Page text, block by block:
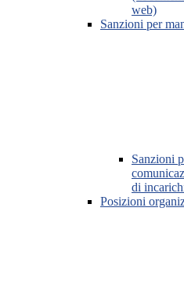
web)
Sanzioni per
Sanzioni
di
Posizioni